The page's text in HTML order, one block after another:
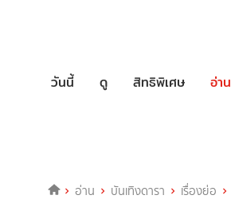
วันนี้ ดู สิทธิพิเศษ อ่าน
อ่าน บันเทิงดารา เรื่องย่อ